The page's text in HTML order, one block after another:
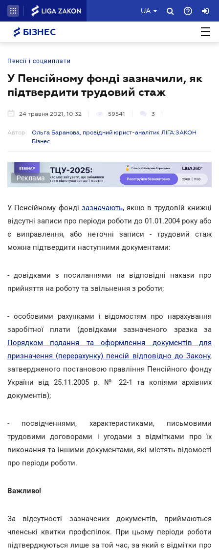
UA
БІЗНЕС
Пенсії і соцвиплати
У Пенсійному фонді зазначили, як
підтвердити трудовий стаж
24 травня 2021, 10:32 59541 3
Автор:
Ольга Баранова, провідний юрист-аналітик ЛІГА:ЗАКОН
Бізнес
Реклама
У Пенсійному фонді зазначають, якщо в трудовій книжці
відсутні записи про періоди роботи до 01.01.2004 року або
є виправлення, або неточні записи - трудовий стаж
можна підтвердити наступними документами:
- довідками з посиланнями на відповідні накази про
прийняття на роботу та звільнення з роботи;
- особовими рахунками і відомостям про нарахування
заробітної плати (довідками зазначеного зразка за
Порядком подання та оформлення документів для
призначення (перерахунку) пенсій відповідно до Закону,
затвердженого постановою правління Пенсійного фонду
України від 25.11.2005 р. № 22-1 та копіями архівних
документів);
- посвідченнями, характеристиками, письмовими
трудовими договорами і угодами з відмітками про їх
виконання та іншими документами, які містять відомості
про періоди роботи.
Важливо!
За відсутності зазначених документів, приймаються
членські квитки профспілок. При цьому періоди роботи
підтверджуються лише за той час, за який є відмітки про